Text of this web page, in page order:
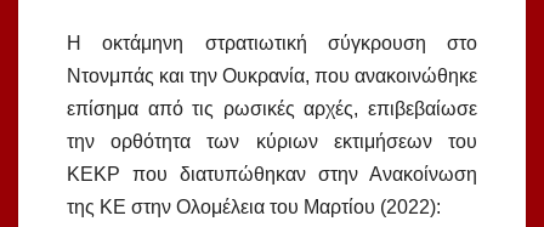
Η οκτάμηνη στρατιωτική σύγκρουση στο
Ντονμπάς και την Ουκρανία, που ανακοινώθηκε
επίσημα από τις ρωσικές αρχές, επιβεβαίωσε
την ορθότητα των κύριων εκτιμήσεων του
ΚΕΚΡ που διατυπώθηκαν στην Ανακοίνωση
της ΚΕ στην Ολομέλεια του Μαρτίου (2022):